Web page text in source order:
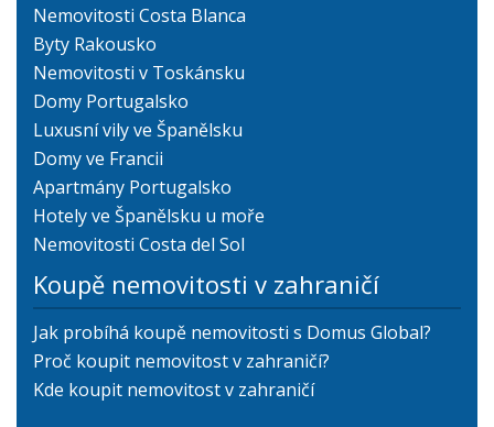
Nemovitosti Costa Blanca
Byty Rakousko
Nemovitosti v Toskánsku
Domy Portugalsko
Luxusní vily ve Španělsku
Domy ve Francii
Apartmány Portugalsko
Hotely ve Španělsku u moře
Nemovitosti Costa del Sol
Koupě nemovitosti v zahraničí
Jak probíhá koupě nemovitosti s Domus Global?
Proč koupit nemovitost v zahraničí?
Kde koupit nemovitost v zahraničí